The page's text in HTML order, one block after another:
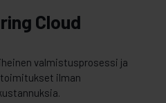
Cloud
valmistusprosessi ja
ilman